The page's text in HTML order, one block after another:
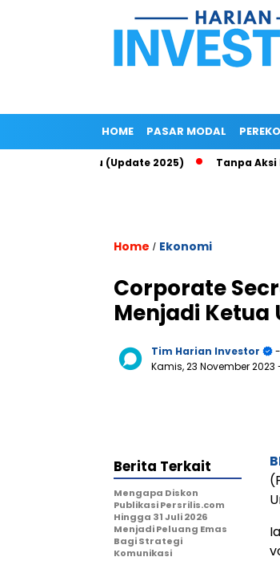
HOME PASAR MODAL
di Epayu (Update 2025) Tanpa Aksi
Home / Ekonomi
Corporate
Menjadi Ketua
Tim Harian Investor
Kamis, 23 November 2023
Berita Terkait
Mengapa Diskon
Publikasi Persrilis.com
Hingga 31 Juli 2026
Menjadi Peluang Emas
Bagi Strategi
Komunikasi